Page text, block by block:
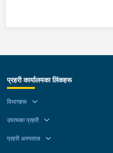
गरेको हो । उनलाई आवश्यक
प्रहरी कार्यालयका लिंकहरू
विभागहरू
उपत्यका प्रहरी
प्रहरी अस्पताल